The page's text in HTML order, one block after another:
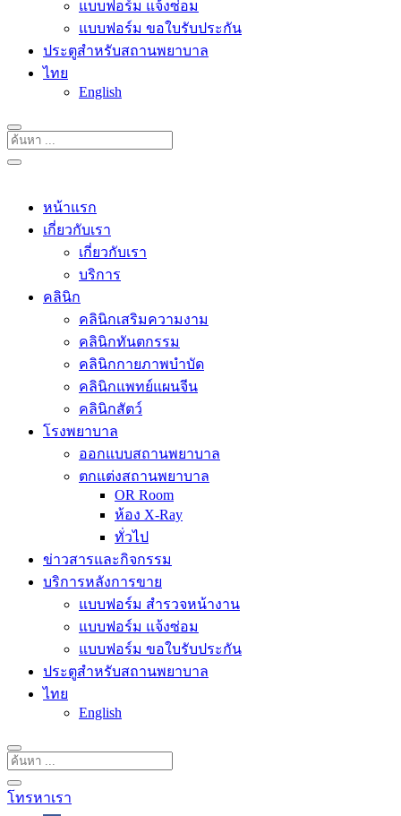
แบบฟอร์ม แจ้งซ่อม
แบบฟอร์ม ขอใบรับประกัน
ประตูสำหรับสถานพยาบาล
ไทย
English
หน้าแรก
เกี่ยวกับเรา
เกี่ยวกับเรา
บริการ
คลินิก
คลินิกเสริมความงาม
คลินิกทันตกรรม
คลินิกกายภาพบำบัด
คลินิกแพทย์แผนจีน
คลินิกสัตว์
โรงพยาบาล
ออกแบบสถานพยาบาล
ตกแต่งสถานพยาบาล
OR Room
ห้อง X-Ray
ทั่วไป
ข่าวสารและกิจกรรม
บริการหลังการขาย
แบบฟอร์ม สำรวจหน้างาน
แบบฟอร์ม แจ้งซ่อม
แบบฟอร์ม ขอใบรับประกัน
ประตูสำหรับสถานพยาบาล
ไทย
English
โทรหาเรา